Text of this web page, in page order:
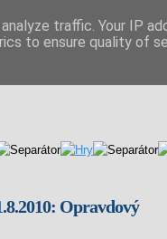
Opravdový
traffic. Your IP
to ensure quality of